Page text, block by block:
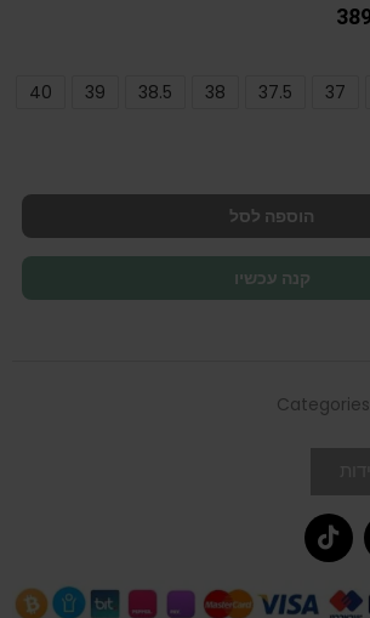
37
37.5
38
38.5
39
40
הוספה לסל
קנה עכשיו
Categories